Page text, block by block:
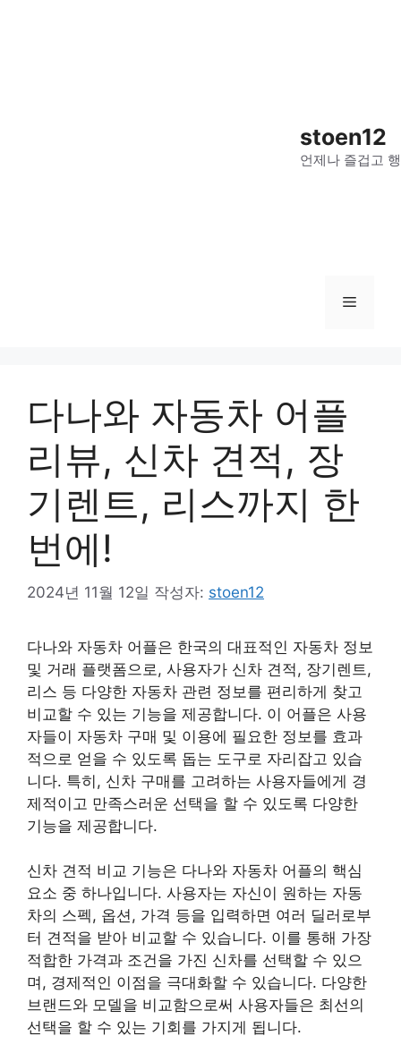
stoen12
언제나 즐겁고
메
다나와 자동차 어플
리뷰, 신차 견적, 장
기렌트, 리스까지 한
번에!
2024년 11월 12일 작성자: stoen12
다나와 자동차 어플은 한국의 대표적인 자동차 정보
및 거래 플랫폼으로, 사용자가 신차 견적, 장기렌트,
리스 등 다양한 자동차 관련 정보를 편리하게 찾고
비교할 수 있는 기능을 제공합니다. 이 어플은 사용
자들이 자동차 구매 및 이용에 필요한 정보를 효과
적으로 얻을 수 있도록 돕는 도구로 자리잡고 있습
니다. 특히, 신차 구매를 고려하는 사용자들에게 경
제적이고 만족스러운 선택을 할 수 있도록 다양한
기능을 제공합니다.
신차 견적 비교 기능은 다나와 자동차 어플의 핵심
요소 중 하나입니다. 사용자는 자신이 원하는 자동
차의 스펙, 옵션, 가격 등을 입력하면 여러 딜러로부
터 견적을 받아 비교할 수 있습니다. 이를 통해 가장
적합한 가격과 조건을 가진 신차를 선택할 수 있으
며, 경제적인 이점을 극대화할 수 있습니다. 다양한
브랜드와 모델을 비교함으로써 사용자들은 최선의
선택을 할 수 있는 기회를 가지게 됩니다.